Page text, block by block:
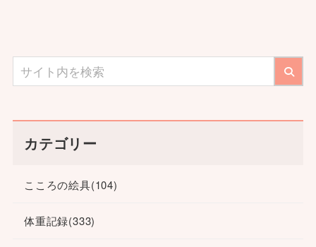
カテゴリー
こころの絵具(104)
体重記録(333)